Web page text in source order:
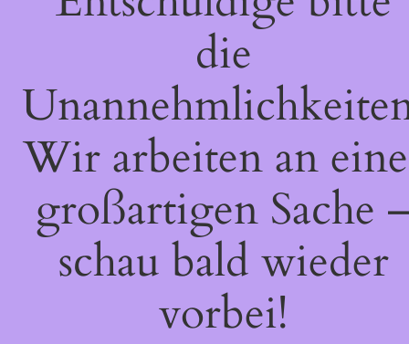
die
Wir arbeiten an
großartigen Sache
schau bald wieder
vorbei!